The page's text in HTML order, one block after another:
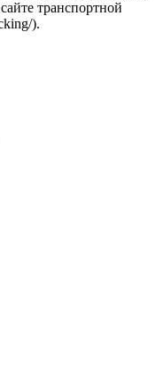
транспортной
).